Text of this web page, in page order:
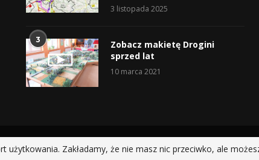
3 listopada 2025
3
Zobacz makietę Drogini
sprzed lat
10 marca 2021
@2019 - All Right Reserved.
Zakładamy, że nie masz nic przeciwko, ale